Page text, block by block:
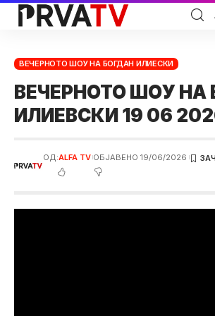
ВЕЧЕРНОТО ШОУ НА БОГДАН ИЛИЕСКИ
ВЕЧЕРНОТО ШОУ НА
ИЛИЕВСКИ 19 06
ОД:ALFA TV ОБЈАВЕНО 19/06/2026